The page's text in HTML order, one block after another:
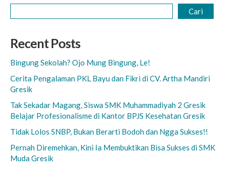
Cari
Recent Posts
Bingung Sekolah? Ojo Mung Bingung, Le!
Cerita Pengalaman PKL Bayu dan Fikri di CV. Artha Mandiri
Gresik
Tak Sekadar Magang, Siswa SMK Muhammadiyah 2 Gresik
Belajar Profesionalisme di Kantor BPJS Kesehatan Gresik
Tidak Lolos SNBP, Bukan Berarti Bodoh dan Ngga Sukses!!
Pernah Diremehkan, Kini Ia Membuktikan Bisa Sukses di SMK
Muda Gresik